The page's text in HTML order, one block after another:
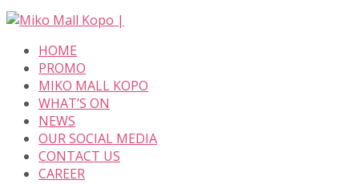
Skip
contentHOME
PROMO
MIKO MALL KOPO
WHAT’S ON
NEWS
OUR SOCIAL MEDIA
CONTACT US
CAREER